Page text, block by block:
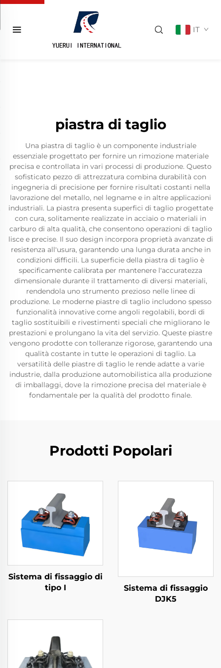
IT
piastra di taglio
Una piastra di taglio è un componente industriale
essenziale progettato per fornire un rimozione materiale
precisa e controllata in vari processi di produzione. Questo
sofisticato pezzo di attrezzatura combina durabilità con
ingegneria di precisione per fornire risultati costanti nella
lavorazione del metallo, nel legname e in altre applicazioni
industriali. La piastra presenta superfici di taglio progettate
con cura, solitamente realizzate in acciaio o materiali in
carburo di alta qualità, che consentono operazioni di taglio
lisce e precise. Il suo design incorpora proprietà avanzate di
resistenza all'usura, garantendo una lunga durata anche in
condizioni difficili. La superficie della piastra di taglio è
specificamente calibrata per mantenere l'accuratezza
dimensionale durante il trattamento di diversi materiali,
rendendola uno strumento prezioso nelle linee di
produzione. Le moderne piastre di taglio includono spesso
funzionalità innovative come angoli regolabili, bordi di
taglio sostituibili e rivestimenti speciali che migliorano le
prestazioni e prolungano la vita del servizio. Queste piastre
vengono prodotte con tolleranze rigorose, garantendo una
qualità costante in tutte le operazioni di taglio. La
versatilità delle piastre di taglio le rende adatte a varie
industrie, dalla produzione automobilistica alla produzione
di imballaggi, dove la rimozione precisa del materiale è
fondamentale per la qualità del prodotto finale.
Prodotti Popolari
Sistema di fissaggio di
tipo I
Sistema di fissaggio
DJK5